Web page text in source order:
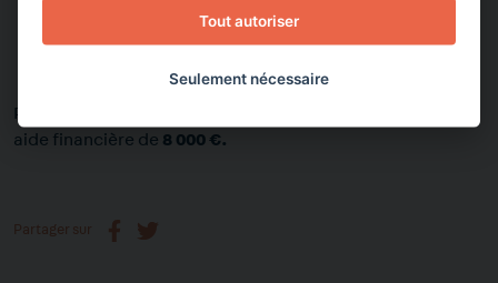
Le premier objectif est la diminution de la mortalité
infantile ; il est nécessaire d’acquérir du bon matériel
pour les échographies.
Pour ce projet de dispensaire les sœurs sollicitent une
aide financière de 8 000 €.
Partager sur
Tout autoriser
Seulement nécessaire